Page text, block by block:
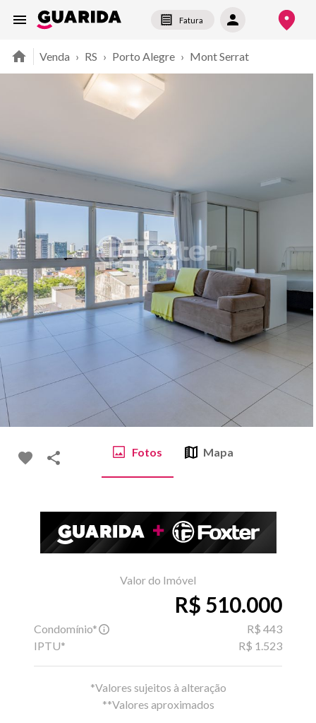
Fatura
Venda › RS › Porto Alegre › Mont Serrat
Fotos Mapa
Valor do Imóvel
R$ 510.000
Condomínio*
R$ 443
IPTU*
R$ 1.523
*Valores sujeitos à alteração
**Valores aproximados